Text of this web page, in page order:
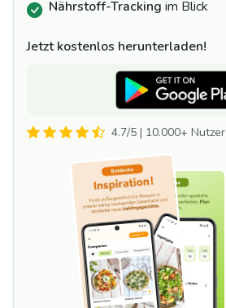
Nährstoff-Tracking im Blick
Jetzt kostenlos herunterladen!
4.7/5 | 10.000+ Nutzer